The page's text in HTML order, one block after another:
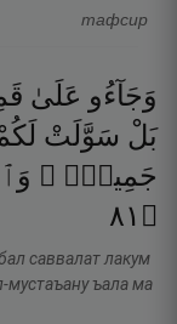
тафсир
وَجَآءُو عَلَىٰ
بَلْ سَوَّلَتْ
جَمِيلٌۭ ۖ
۝ ١٨
саввалат лакум
мустаъану ъала ма